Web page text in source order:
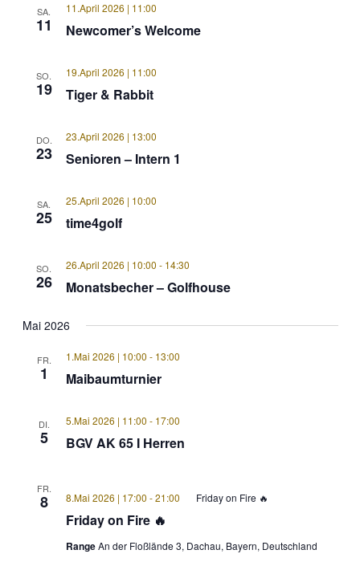
SA.
11 Newcomer’s Welcome
11.April 2026 | 11:00
SO.
19 Tiger & Rabbit
19.April 2026 | 11:00
DO.
23 Senioren – Intern 1
23.April 2026 | 13:00
SA.
25 time4golf
25.April 2026 | 10:00
SO.
26 Monatsbecher – Golfhouse
26.April 2026 | 10:00 - 14:30
Mai 2026
FR.
1 Maibaumturnier
1.Mai 2026 | 10:00 - 13:00
DI.
5 BGV AK 65 I Herren
5.Mai 2026 | 11:00 - 17:00
FR.
8
Friday on Fire 🔥
8.Mai 2026 | 17:00 -21:00 Friday on Fire 🔥
RangeAn der Floßlände 3, Dachau, Bayern, Deutschland